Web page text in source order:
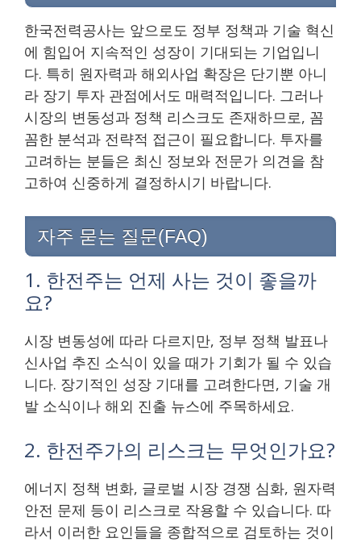
한국전력공사는 앞으로도 정부 정책과 기술 혁신
에 힘입어 지속적인 성장이 기대되는 기업입니
다. 특히 원자력과 해외사업 확장은 단기뿐 아니
라 장기 투자 관점에서도 매력적입니다. 그러나
시장의 변동성과 정책 리스크도 존재하므로, 꼼
꼼한 분석과 전략적 접근이 필요합니다. 투자를
고려하는 분들은 최신 정보와 전문가 의견을 참
고하여 신중하게 결정하시기 바랍니다.
자주 묻는 질문(FAQ)
1. 한전주는 언제 사는 것이 좋을까
요?
시장 변동성에 따라 다르지만, 정부 정책 발표나
신사업 추진 소식이 있을 때가 기회가 될 수 있습
니다. 장기적인 성장 기대를 고려한다면, 기술 개
발 소식이나 해외 진출 뉴스에 주목하세요.
2. 한전주가의 리스크는 무엇인가요?
에너지 정책 변화, 글로벌 시장 경쟁 심화, 원자력
안전 문제 등이 리스크로 작용할 수 있습니다. 따
라서 이러한 요인들을 종합적으로 검토하는 것이